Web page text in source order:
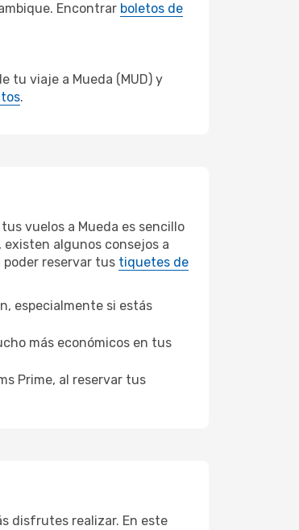
Encontrar boletos de
tu viaje a Mueda (MUD) y
.
vuelos a Mueda es sencillo
algunos consejos a
poder reservar tus tiquetes de
especialmente si estás
más económicos en tus
Prime, al reservar tus
disfrutes realizar. En este